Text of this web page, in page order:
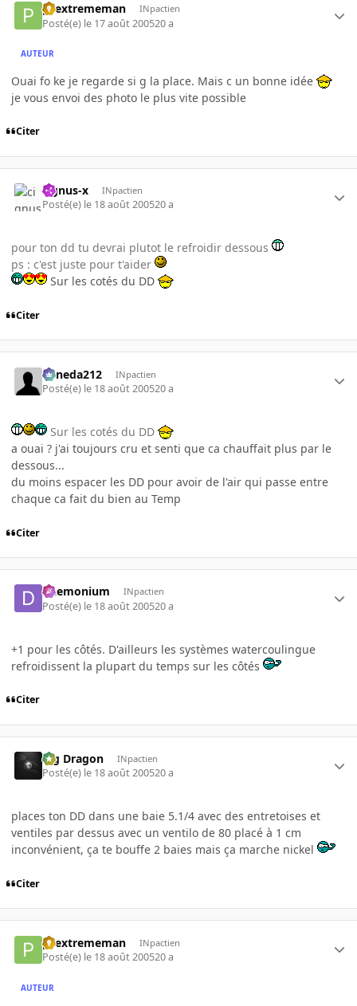
pcextrememan INpactien
Posté(e) le 17 août 200520 a
AUTEUR
Ouai fo ke je regarde si g la place. Mais c un bonne idée
je vous envoi des photo le plus vite possible
Citer
cignus-x INpactien
Posté(e) le 18 août 200520 a
pour ton dd tu devrai plutot le refroidir dessous
ps : c'est juste pour t'aider
Sur les cotés du DD
Citer
keneda212 INpactien
Posté(e) le 18 août 200520 a
Sur les cotés du DD
a ouai ? j'ai toujours cru et senti que ca chauffait plus par le
dessous...
du moins espacer les DD pour avoir de l'air qui passe entre
chaque ca fait du bien au Temp
Citer
Daemonium INpactien
Posté(e) le 18 août 200520 a
+1 pour les côtés. D'ailleurs les systèmes watercoulingue
refroidissent la plupart du temps sur les côtés
Citer
Big Dragon INpactien
Posté(e) le 18 août 200520 a
places ton DD dans une baie 5.1/4 avec des entretoises et
ventiles par dessus avec un ventilo de 80 placé à 1 cm
inconvénient, ça te bouffe 2 baies mais ça marche nickel
Citer
pcextrememan INpactien
Posté(e) le 18 août 200520 a
AUTEUR